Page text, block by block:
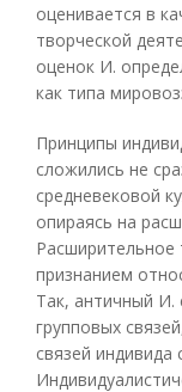
оценивается в
творческой
оценок И.
как типа
Принципы
сложились не
средневековой
опираясь на
Расширительное
признанием
Так, античный
групповых
связей